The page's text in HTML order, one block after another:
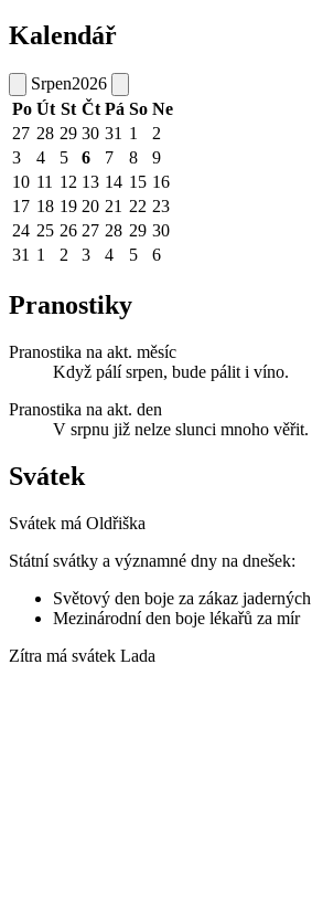
Kalendář
Srpen2026
Po Út St Čt Pá So Ne
27 28 29 30 31 1
2
3
4 5 6 7 8
9
10 11 12 13 14 15 16
17 18 19 20 21 22 23
24 25 26 27 28 29 30
31 1 2 3 4 5 6
Pranostiky
Pranostika na akt. měsíc
Když pálí srpen, bude pálit i víno.
Pranostika na akt. den
V srpnu již nelze slunci mnoho věřit.
Svátek
Svátek má Oldřiška
Státní svátky a významné dny na dnešek:
Světový den boje za zákaz
Mezinárodní den boje lékařů za mír
Zítra má svátek Lada